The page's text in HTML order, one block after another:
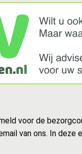
voor de
van ons. In deze